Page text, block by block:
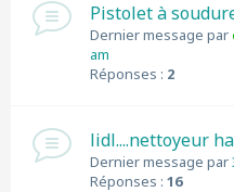
Pistolet à
Dernier message par
am
Réponses : 2
lidl....nettoyeur
Dernier message par
Réponses : 16